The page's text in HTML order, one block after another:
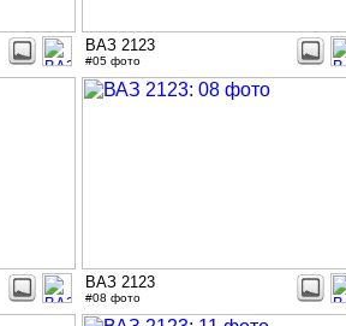
ВАЗ 2123
#05 фото
ВАЗ 2123
#08 фото